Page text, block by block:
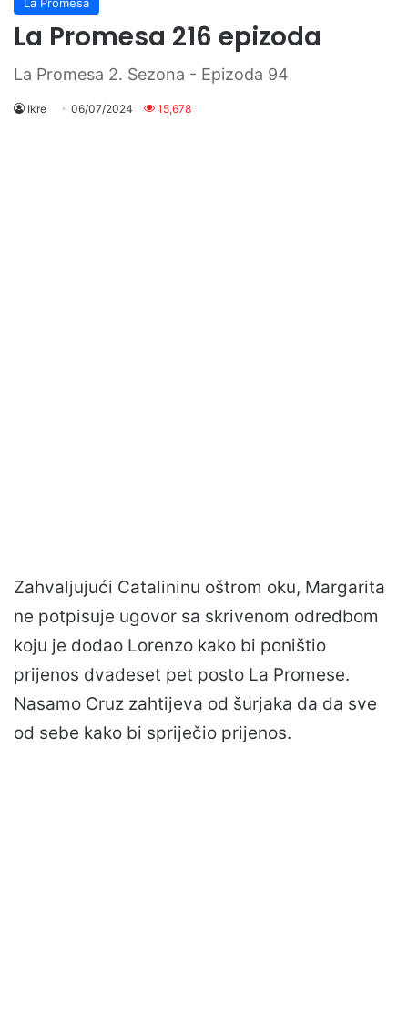
La Promesa 216 epizoda
La Promesa 2. Sezona - Epizoda 94
Ikre 06/07/2024 15,678
Zahvaljujući Catalininu oštrom oku, Margarita
ne potpisuje ugovor sa skrivenom odredbom
koju je dodao Lorenzo kako bi poništio
prijenos dvadeset pet posto La Promese.
Nasamo Cruz zahtijeva od šurjaka da da sve
od sebe kako bi spriječio prijenos.